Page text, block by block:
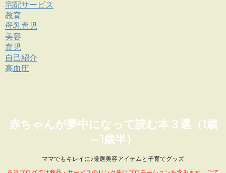
宅配サービス
教育
母乳育児
美容
育児
自己紹介
高血圧
赤ちゃんが夢中になって読む本３選（1歳
～1歳半）
ママでもキレイに♪厳選美容アイテムと子育てグッズ